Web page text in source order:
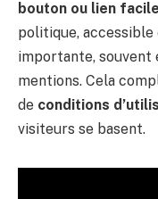
bouton ou lien
politique, accessible
importante, souvent
mentions. Cela
de conditions
visiteurs se basent.